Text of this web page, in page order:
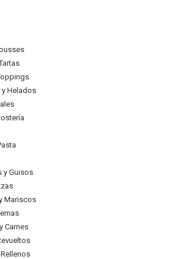
Helados
y Guisos
Mariscos
Carnes